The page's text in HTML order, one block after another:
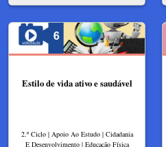
Estilo de vida ativo e saudável
2.º Ciclo | Apoio Ao Estudo | Cidadania
E Desenvolvimento | Educação Física